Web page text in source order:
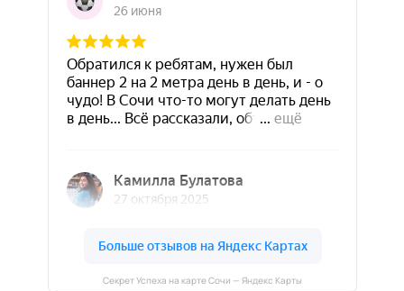
Секрет Успеха на карте Сочи — Яндекс Карты